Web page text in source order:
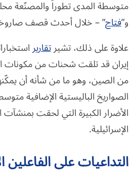
متوسطة المدى تطوراً والمصنّعة
و”فتاح” – خلال أحدث قصف
علاوة على ذلك، تشيرتقارير
إيران قد تلقت شحنات من مكونات
من الصين، وهو ما من شأنه أن
الصواريخ الباليستية الإضافية
الأضرار الكبيرة التي لحقت
الإسرائيلية.
التداعيات على الفاعلين